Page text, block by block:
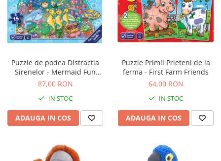
Puzzle de podea Distractia
Sirenelor - Mermaid Fun
puzzle
87,00 RON
IN STOC
ADAUGA IN COS
Puzzle Primii Prieteni de la
ferma - First Farm Friends
64,00 RON
IN STOC
ADAUGA IN COS